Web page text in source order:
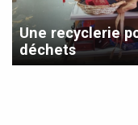
Une recyclerie
déchets